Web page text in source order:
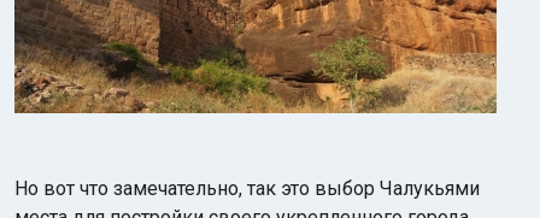
Но вот что замечательно, так это выбор Чалукьями